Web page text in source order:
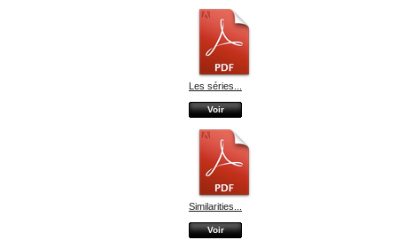
Les séries...
Voir
Similarities...
Voir